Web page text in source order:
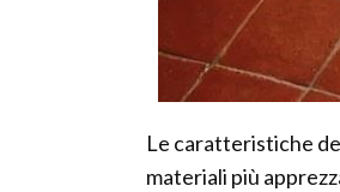
Le caratteristiche
materiali più